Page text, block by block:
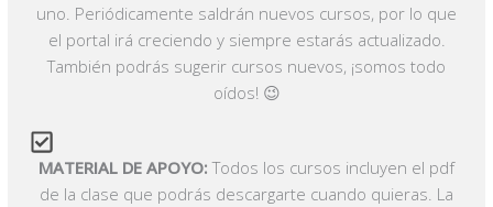
uno. Periódicamente saldrán nuevos cursos, por lo que
el portal irá creciendo y siempre estarás actualizado.
También podrás sugerir cursos nuevos, ¡somos todo
oídos! 😉
MATERIAL DE APOYO: Todos los cursos incluyen el pdf
de la clase que podrás descargarte cuando quieras. La